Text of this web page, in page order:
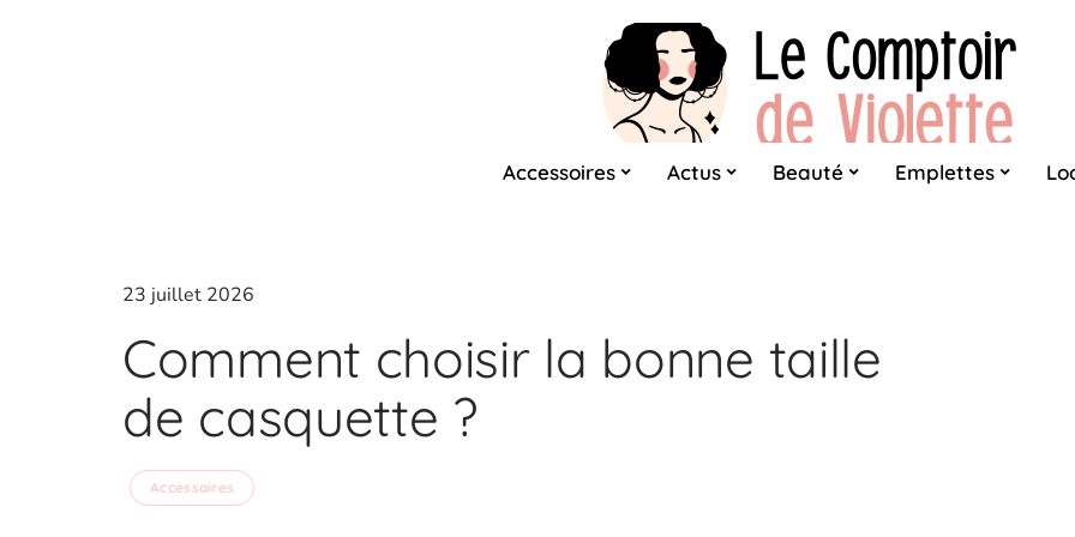
Accessoires Actus Beauté Emplettes
23 juillet 2026
Comment choisir la bonne taille
de casquette ?
Accessoires